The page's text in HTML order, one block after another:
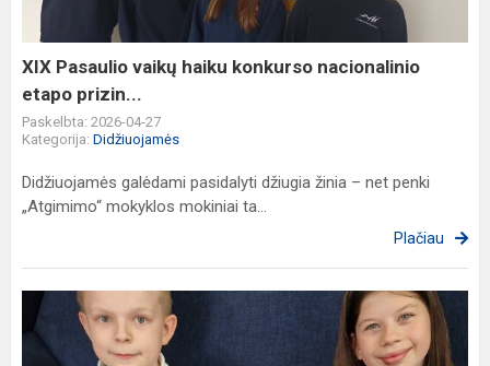
nacionalinio
etapo
prizin...
XIX Pasaulio vaikų haiku konkurso nacionalinio
etapo prizin...
Paskelbta: 2026-04-27
Kategorija: Didžiuojamės
Didžiuojamės galėdami pasidalyti džiugia žinia – net penki
„Atgimimo“ mokyklos mokiniai ta...
Plačiau
Sveikiname
mažuosius
matematikus